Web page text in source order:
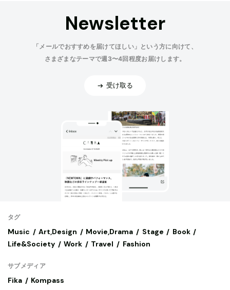
Newsletter
「メールでおすすめを届けてほしい」という方に向けて、
さまざまなテーマで週3〜4回程度お届けします。
受け取る
タグ
Music Art,Design Movie,Drama Stage
Book
Life&Society
Work Travel Fashion
サブメディア
Fika Kompass